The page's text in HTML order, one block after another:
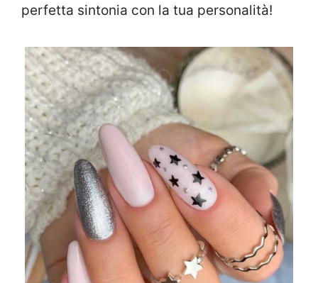
perfetta sintonia con la tua personalità!